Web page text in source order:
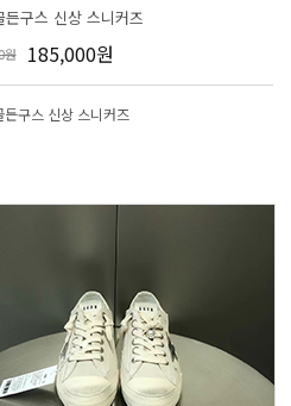
든구스 신상 스니커즈
원 185,000원
구스 신상 스니커즈